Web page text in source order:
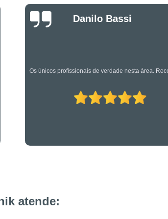
Recomendo. Os caras são bons mesmo!
atende: